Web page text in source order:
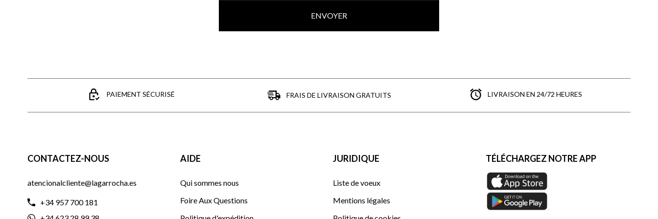
ENVOYER
PAIEMENT SÉCURISÉ FRAIS DE LIVRAISON GRATUITS LIVRAISON EN 24/72 HEURES
CONTACTEZ-NOUS
atencionalcliente@lagarrocha.es
+34 957 700 181
AIDE
Qui sommes nous
Foire Aux Questions
JURIDIQUE
Liste de voeux
Mentions légales
TÉLÉCHARGEZ NOTRE APP